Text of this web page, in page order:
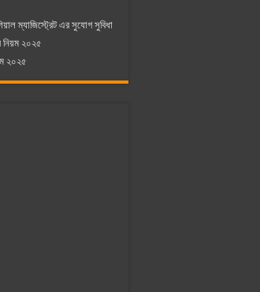
ম্যাজিস্ট্রেট এর সুযোগ সুবিধা
নিয়ম ২০২৫
২০২৫